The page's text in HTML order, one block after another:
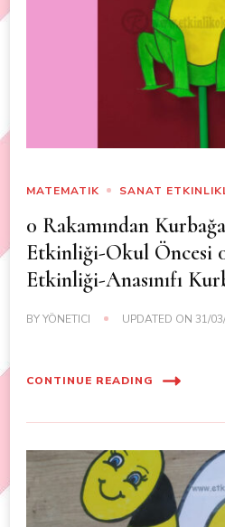
MATEMATIK SANAT
0 Rakamından
Etkinliği-Okul Öncesi
Etkinliği-Anasınıfı
BYYÖNETICI UPDATED ON 31/
CONTINUE READING